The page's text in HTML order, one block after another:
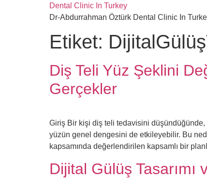
Dental Clinic In Turkey
Dr-Abdurrahman Öztürk Dental Clinic In
Etiket:
Diş Teli Yüz Şeklini
Gerçekler
Giriş Bir kişi diş teli tedavisini
yüzün genel dengesini de etkileyebilir. Bu
kapsamında değerlendirilen kapsamlı bir
Dijital Gülüş